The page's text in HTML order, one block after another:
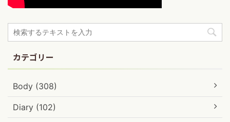
カテゴリー
Body (308)
Diary (102)